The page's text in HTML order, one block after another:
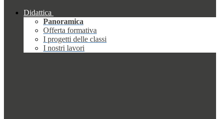
Didattica
Panoramica
Offerta formativa
I progetti delle classi
I nostri lavori